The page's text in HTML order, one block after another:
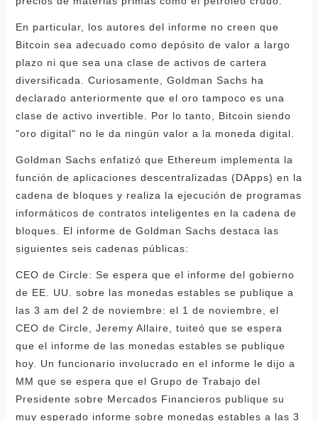
En particular, los autores del informe no creen que
Bitcoin sea adecuado como depósito de valor a largo
plazo ni que sea una clase de activos de cartera
diversificada. Curiosamente, Goldman Sachs ha
declarado anteriormente que el oro tampoco es una
clase de activo invertible. Por lo tanto, Bitcoin siendo
"oro digital" no le da ningún valor a la moneda digital.
Goldman Sachs enfatizó que Ethereum implementa la
función de aplicaciones descentralizadas (DApps) en la
cadena de bloques y realiza la ejecución de programas
informáticos de contratos inteligentes en la cadena de
bloques. El informe de Goldman Sachs destaca las
siguientes seis cadenas públicas:
CEO de Circle: Se espera que el informe del gobierno
de EE. UU. sobre las monedas estables se publique a
las 3 am del 2 de noviembre: el 1 de noviembre, el
CEO de Circle, Jeremy Allaire, tuiteó que se espera
que el informe de las monedas estables se publique
hoy. Un funcionario involucrado en el informe le dijo a
MM que se espera que el Grupo de Trabajo del
Presidente sobre Mercados Financieros publique su
muy esperado informe sobre monedas estables a las 3